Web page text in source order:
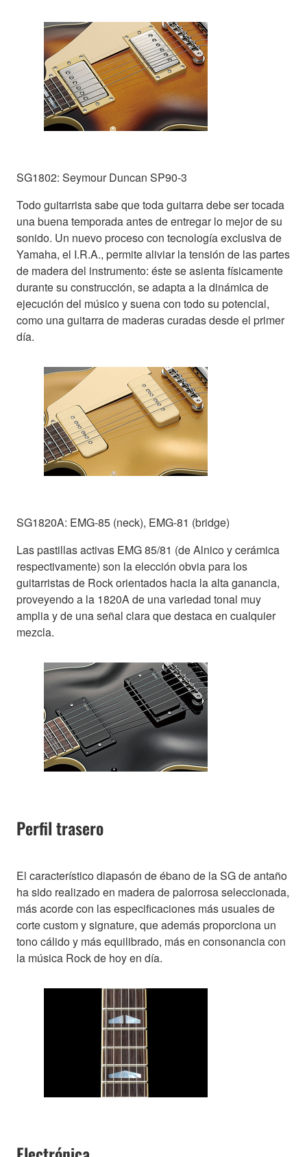
SG1802: Seymour Duncan SP90-3
Todo guitarrista sabe que toda guitarra debe ser tocada
una buena temporada antes de entregar lo mejor de su
sonido. Un nuevo proceso con tecnología exclusiva de
Yamaha, el I.R.A., permite aliviar la tensión de las partes
de madera del instrumento: éste se asienta físicamente
durante su construcción, se adapta a la dinámica de
ejecución del músico y suena con todo su potencial,
como una guitarra de maderas curadas desde el primer
día.
SG1820A: EMG-85 (neck), EMG-81 (bridge)
Las pastillas activas EMG 85/81 (de Alnico y cerámica
respectivamente) son la elección obvia para los
guitarristas de Rock orientados hacia la alta ganancia,
proveyendo a la 1820A de una variedad tonal muy
amplia y de una señal clara que destaca en cualquier
mezcla.
Perfil trasero
El característico diapasón de ébano de la SG de antaño
ha sido realizado en madera de palorrosa seleccionada,
más acorde con las especificaciones más usuales de
corte custom y signature, que además proporciona un
tono cálido y más equilibrado, más en consonancia con
la música Rock de hoy en día.